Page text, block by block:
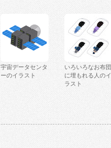
宇宙データセンタ
ーのイラスト
いろいろなお布団
に埋もれる人のイ
ラスト